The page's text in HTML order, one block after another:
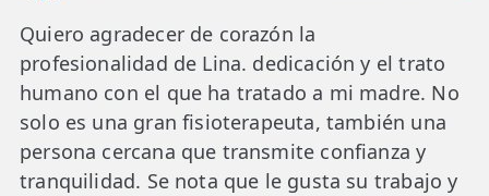
Quiero agradecer de corazón la
profesionalidad de Lina. dedicación y el trato
humano con el que ha tratado a mi madre. No
solo es una gran fisioterapeuta, también una
persona cercana que transmite confianza y
tranquilidad. Se nota que le gusta su trabajo y